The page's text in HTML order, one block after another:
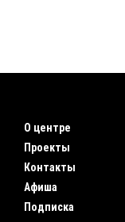
О центре
Проекты
Контакты
Афиша
Подписка